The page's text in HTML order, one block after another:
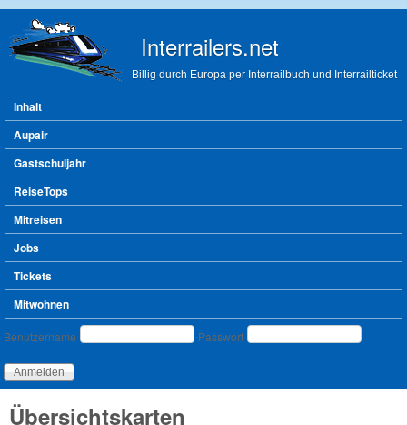
Interrailers.net
Billig durch Europa per Interrailbuch und Interrailticket
Hauptmenü
Inhalt
Aupair
Gastschuljahr
ReiseTops
Mitreisen
Jobs
Tickets
Mitwohnen
Benutzeranmeldung
Benutzername Passwort
Übersichtskarten